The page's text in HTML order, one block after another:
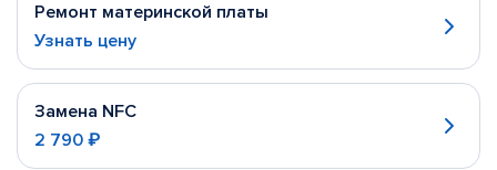
Ремонт материнской платы
Узнать цену
Замена NFC
2 790 ₽